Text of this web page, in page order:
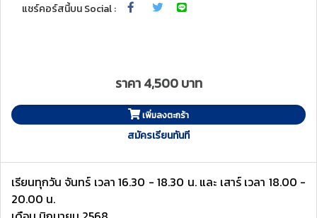
แชร์คอร์สนี้บน Social :
ราคา 4,500 บาท
เพิ่มลงตะกร้า
สมัครเรียนทันที
เรียนทุกวัน จันทร์ เวลา 16.30 - 18.30 น. และ เสาร์ เวลา 18.00 -
20.00 น.